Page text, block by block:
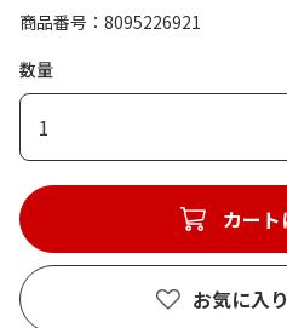
商品番号
8095226921
数量
1
カート
お気に入